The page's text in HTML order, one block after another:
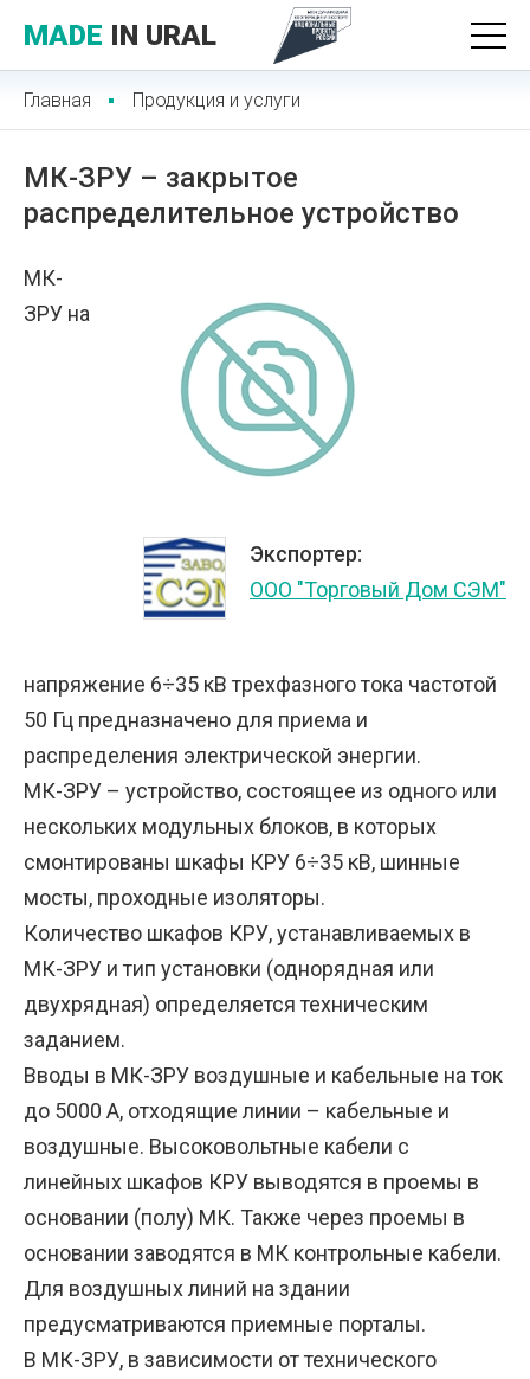
MADE IN URAL
Главная Продукция и услуги
МК-ЗРУ – закрытое
распределительное устройство
Экспортер:
ООО "Торговый Дом СЭМ"
МК-
ЗРУ на
напряжение 6÷35 кВ трехфазного тока частотой
50 Гц предназначено для приема и
распределения электрической энергии.
МК-ЗРУ – устройство, состоящее из одного или
нескольких модульных блоков, в которых
смонтированы шкафы КРУ 6÷35 кВ, шинные
мосты, проходные изоляторы.
Количество шкафов КРУ, устанавливаемых в
МК-ЗРУ и тип установки (однорядная или
двухрядная) определяется техническим
заданием.
Вводы в МК-ЗРУ воздушные и кабельные на ток
до 5000 А, отходящие линии – кабельные и
воздушные. Высоковольтные кабели с
линейных шкафов КРУ выводятся в проемы в
основании (полу) МК. Также через проемы в
основании заводятся в МК контрольные кабели.
Для воздушных линий на здании
предусматриваются приемные порталы.
В МК-ЗРУ, в зависимости от технического